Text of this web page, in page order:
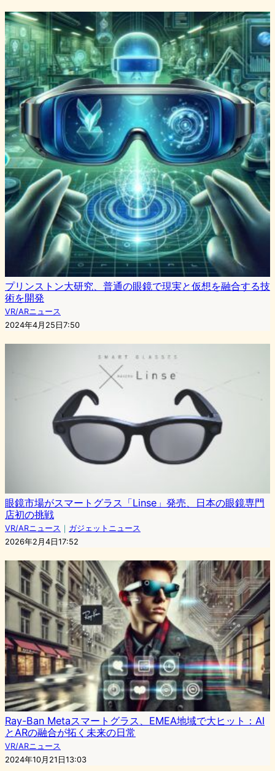
プリンストン大研究、普通の眼鏡で現実と仮想を融合する技
術を開発
VR/ARニュース
2024年4月25日7:50
眼鏡市場がスマートグラス「Linse」発売、日本の眼鏡専門
店初の挑戦
VR/ARニュース ｜ ガジェットニュース
2026年2月4日17:52
Ray-Ban Metaスマートグラス、EMEA地域で大ヒット：AI
とARの融合が拓く未来の日常
VR/ARニュース
2024年10月21日13:03